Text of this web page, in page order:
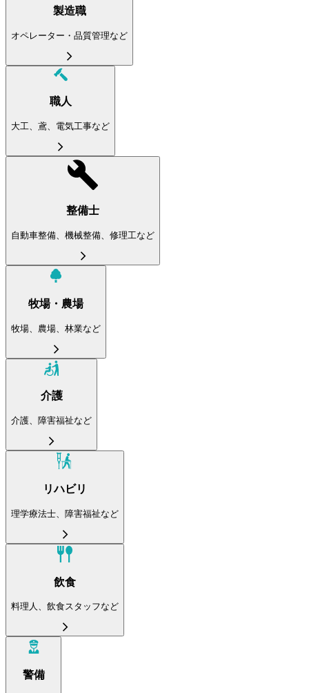
製造職
オペレーター・品質管理など
職人
大工、鳶、電気工事など
整備士
自動車整備、機械整備、修理工など
牧場・農場
牧場、農場、林業など
介護
介護、障害福祉など
リハビリ
理学療法士、障害福祉など
飲食
料理人、飲食スタッフなど
警備